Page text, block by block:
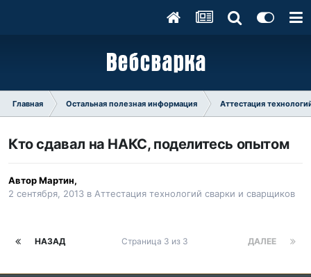
Главная Остальная полезная информация Аттестация
Кто сдавал на НАКС, поделитесь опытом
АвторМартин,
2 сентября, 2013 в Аттестация технологий сварки и сварщиков
НАЗАД ДАЛЕЕ
Страница 3 из 3